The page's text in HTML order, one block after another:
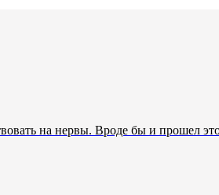
на нервы. Вроде бы и прошел